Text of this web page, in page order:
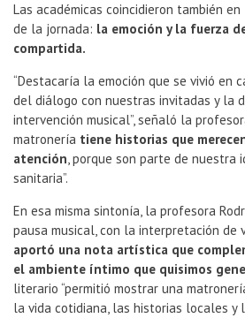
Las académicas coincidieron también
de la jornada: la emoción y la fuerza
compartida.
“Destacaría la emoción que se vivió en
del diálogo con nuestras invitadas y la
intervención musical”, señaló la
matronería tiene historias que
atención, porque son parte de nuestra
sanitaria”.
En esa misma sintonía, la profesora
pausa musical, con la interpretación de
aportó una nota artística que
el ambiente íntimo que quisimos
literario “permitió mostrar una
la vida cotidiana, las historias locales y